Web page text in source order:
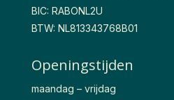
BIC: RABONL2U
BTW: NL813343768B01
Openingstijden
maandag – vrijdag